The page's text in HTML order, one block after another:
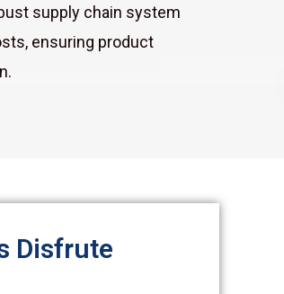
supply chain system
ensuring product
Disfrute